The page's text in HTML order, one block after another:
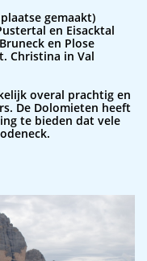
gemaakt)
en Eisacktal
en Plose
Christina in Val
overal prachtig en
De Dolomieten heeft
te bieden dat vele